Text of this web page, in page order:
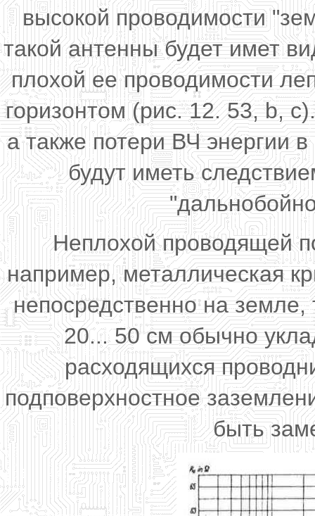
высокой проводимости
такой антенны будет имет
плохой ее проводимости
горизонтом (рис. 12. 53, b,
а также потери ВЧ энергии
будут иметь
Неплохой проводящей
например, металлическая
непосредственно на
20... 50 см обычно
расходящихся
подповерхностное
быть